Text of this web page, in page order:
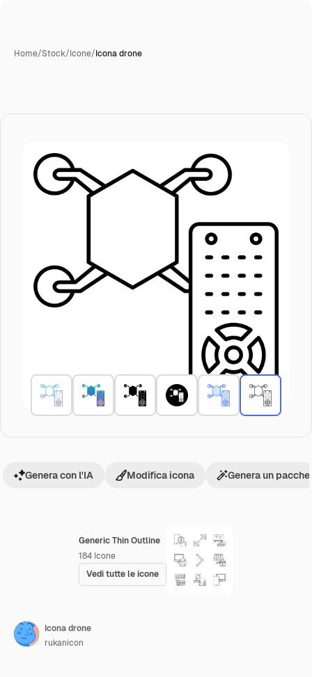
Home/Stock/Icone/Icona drone
Generic Thin Outline
184 Icone
Vedi tutte le icone
Genera con l'IA Modifica icona Genera un
Icona drone
rukanicon